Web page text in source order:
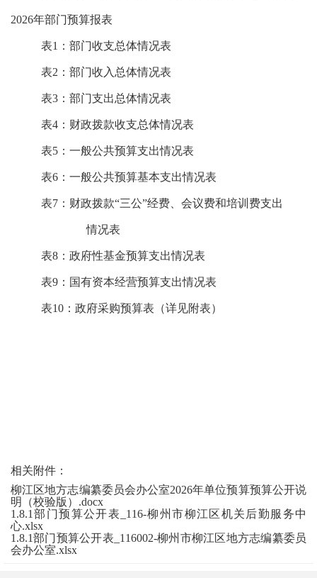
2026年部门预算报表
表1：部门收支总体情况表
表2：部门收入总体情况表
表3：部门支出总体情况表
表4：财政拨款收支总体情况表
表5：一般公共预算支出情况表
表6：一般公共预算基本支出情况表
表7：财政拨款“三公”经费、会议费和培训费支出
情况表
表8：政府性基金预算支出情况表
表9：国有资本经营预算支出情况表
表10：政府采购预算表（详见附表）
相关附件：
柳江区地方志编纂委员会办公室2026年单位预算预算公开说
明（校验版）.docx
1.8.1部门预算公开表_116-柳州市柳江区机关后勤服务中
心.xlsx
1.8.1部门预算公开表_116002-柳州市柳江区地方志编纂委员
会办公室.xlsx